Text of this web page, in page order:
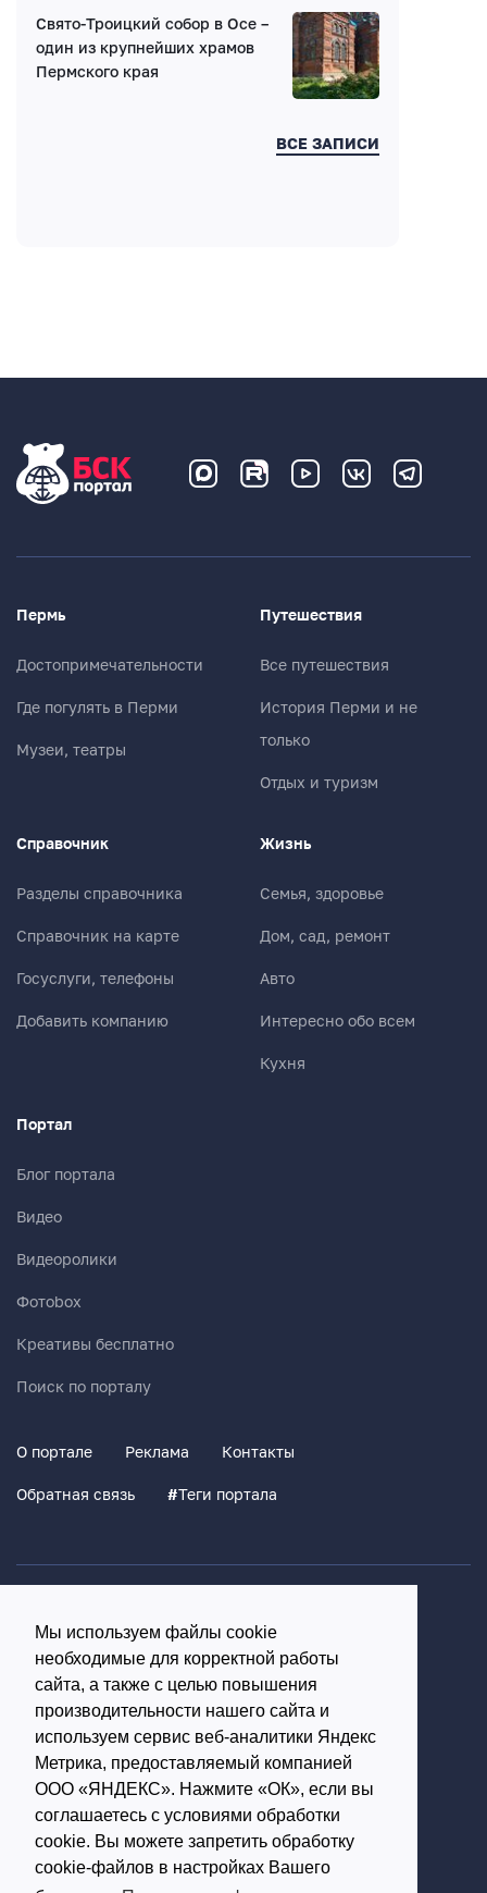
Мы используем файлы cookie
необходимые для корректной работы
сайта, а также с целью повышения
производительности нашего сайта и
используем сервис веб-аналитики Яндекс
Метрика, предоставляемый компанией
ООО «ЯНДЕКС». Нажмите «ОК», если вы
соглашаетесь с условиями обработки
cookie. Вы можете запретить обработку
cookie-файлов в настройках Вашего
Свято-Троицкий собор в Осе –
один из крупнейших храмов
Пермского края
ВСЕ ЗАПИСИ
Пермь
Достопримечательности
Где погулять в Перми
Музеи, театры
Путешествия
Все путешествия
История Перми и не
только
Отдых и туризм
Справочник
Разделы справочника
Справочник на карте
Госуслуги, телефоны
Добавить компанию
Жизнь
Семья, здоровье
Дом, сад, ремонт
Авто
Интересно обо всем
Кухня
Портал
Блог портала
Видео
Видеоролики
Фотоbox
Креативы бесплатно
Поиск по порталу
О портале Реклама Контакты
Обратная связь #Теги портала
Согласие на обработку персональных данных
16+
© Использование материалов возможно только с
письменного разрешения администрации портала
Редакция портала:
Обратиться в Макс
Обратиться в Телеграм